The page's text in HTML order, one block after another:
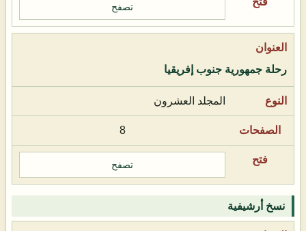
تصفح
رحلة جمهورية جنوب إفريقيا
المجلد العشرون
8
تصفح
نسخ أرشيفية